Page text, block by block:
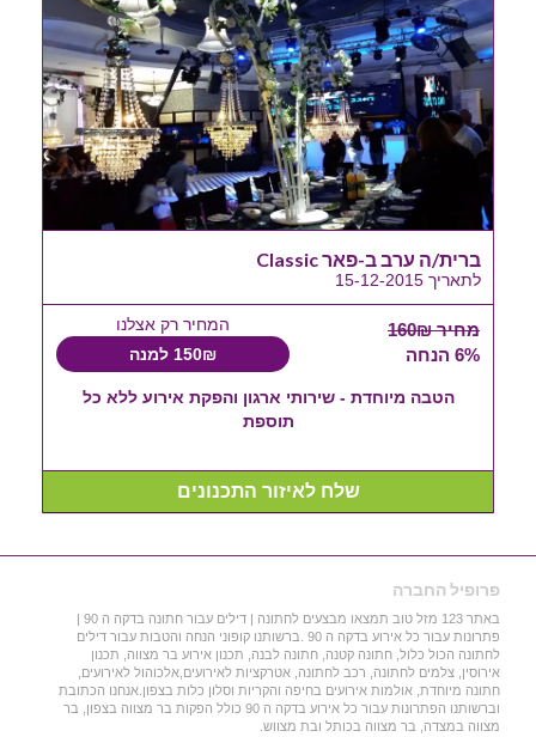
ברית/ה ערב ב-פאר Classic
לתאריך 15-12-2015
מחיר 160₪
6% הנחה
המחיר רק אצלנו
150₪ למנה
הטבה מיוחדת - שירותי ארגון והפקת אירוע ללא כל
תוספת
שלח לאיזור התכנונים
פרופיל החברה
פתרונות עבור כל אירוע בדקה ה 90 .ברשותנו קופוני הנחה והטבות עבור דילים
לחתונה הכול כלול, חתונה קטנה, חתונה לבנה, תכנון אירוע בר מצווה, תכנון
אירוסין, צלמים לחתונה, רכב לחתונה, אטרקציות לאירועים,אלכוהול לאירועים,
חתונה מיוחדת, אולמות אירועים בחיפה והקריות וסלון כלות בצפון.אנחנו הכתובת
וברשותנו הפתרונות עבור כל אירוע בדקה ה 90 כולל הפקות בר מצווה בצפון, בר
מצווה במצדה, בר מצווה בכותל ובת מצווש.